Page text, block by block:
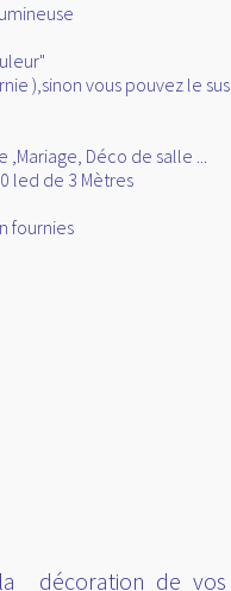
),sinon vous pouvez le
Déco de salle ...
led de 3 Mètres
fournies
de vos